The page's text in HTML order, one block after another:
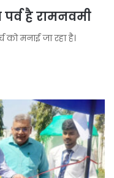
है रामनवमी
को मनाई जा रहा है।